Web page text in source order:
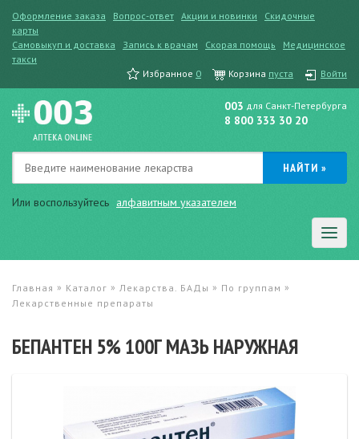
Оформление заказа Вопрос-ответ Акции и новинки
Скидочные
карты
Самовыкуп и доставка
Запись к врачам Скорая помощь
Медицинское
такси
Избранное 0 Корзина пуста Войти
Или воспользуйтесь алфавитным указателем
003 для Санкт-Петербурга
8 800 333 30 20
Главная » Каталог » Лекарства. БАДы » По группам »
Лекарственные препараты
БЕПАНТЕН 5% 100Г МАЗЬ НАРУЖНАЯ